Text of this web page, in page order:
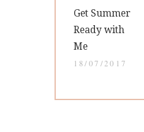
entradas
Previous
Get Summer
Ready with
Me
18/07/2017